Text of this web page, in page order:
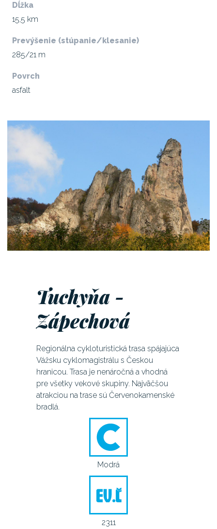
Dĺžka
15,5 km
Prevýšenie (stúpanie/klesanie)
285/21 m
Povrch
asfalt
Tuchyňa -
Zápechová
Regionálna cykloturistická trasa spájajúca
Vážsku cyklomagistrálu s Českou
hranicou. Trasa je nenáročná a vhodná
pre všetky vekové skupiny. Najväčšou
atrakciou na trase sú Červenokamenské
bradlá.
Modrá
2311